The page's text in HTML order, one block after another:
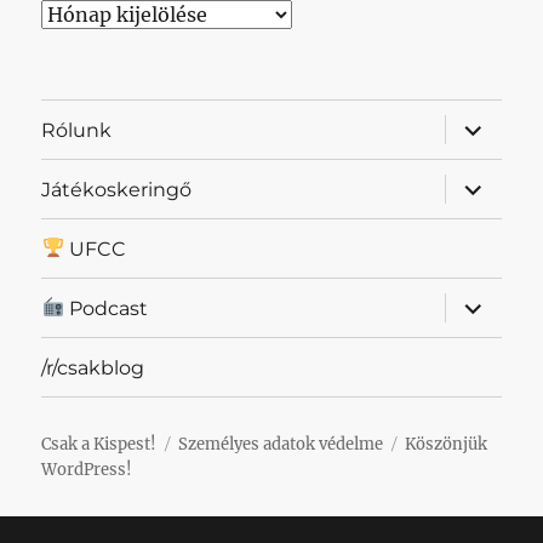
Archívum
Rólunk
almenü
Játékoskeringő
almenü
UFCC
Podcast
almenü
/r/csakblog
Csak a Kispest! Személyes adatok védelme
Köszönjük
WordPress!